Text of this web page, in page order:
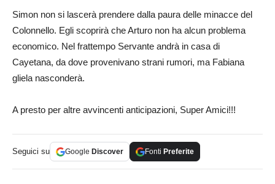
Simon non si lascerà prendere dalla paura delle minacce del
Colonnello. Egli scoprirà che Arturo non ha alcun problema
economico. Nel frattempo Servante andrà in casa di
Cayetana, da dove provenivano strani rumori, ma Fabiana
gliela nasconderà.
A presto per altre avvincenti anticipazioni, Super Amici!!!
Seguici su Google Discover Fonti Preferite